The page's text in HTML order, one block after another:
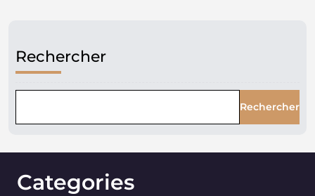
Rechercher
Rechercher
Categories